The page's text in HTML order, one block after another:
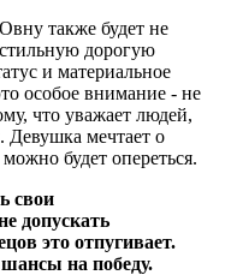
также будет не
дорогую
и материальное
особое внимание - не
что уважает людей,
Девушка мечтает о
будет опереться.
свои
допускать
это отпугивает.
на победу.